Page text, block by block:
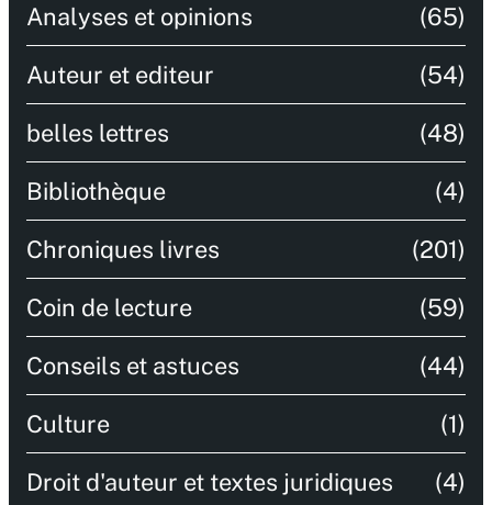
Analyses et opinions (65)
Auteur et editeur (54)
belles lettres (48)
Bibliothèque (4)
Chroniques livres (201)
Coin de lecture (59)
Conseils et astuces (44)
Culture (1)
Droit d'auteur et textes juridiques (4)